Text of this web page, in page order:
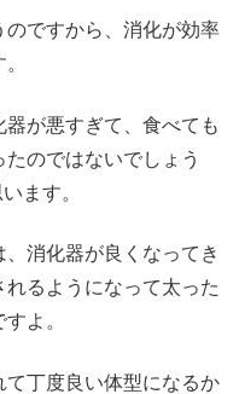
のですから、消化が効率
器が悪すぎて、食べても
のではないでしょう
ます。
消化器が良くなってき
るようになって太った
よ。
丁度良い体型になるか